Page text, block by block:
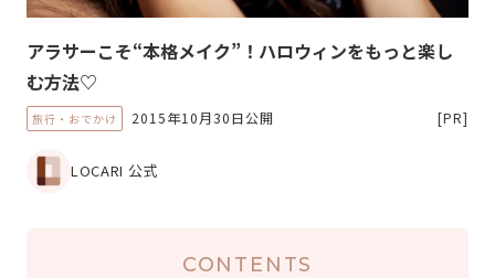
アラサーこそ“本格メイク”！ハロウィンをもっと楽し
む方法♡
旅行・おでかけ 2015年10月30日公開 [PR]
LOCARI 公式
CONTENTS